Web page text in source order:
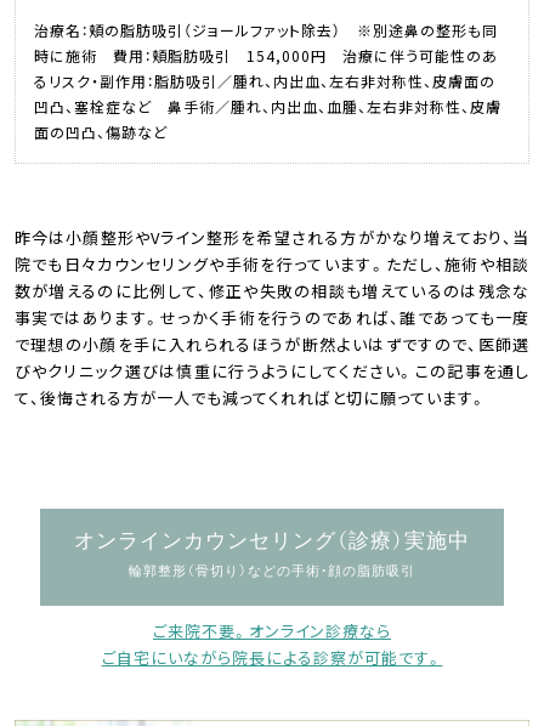
治療名：頬の脂肪吸引（ジョールファット除去） ※別途鼻の整形も同
時に施術 費用：頬脂肪吸引 154,000円 治療に伴う可能性のあ
るリスク・副作用：脂肪吸引／腫れ、内出血、左右非対称性、皮膚面の
凹凸、塞栓症など 鼻手術／腫れ、内出血、血腫、左右非対称性、皮膚
面の凹凸、傷跡など
昨今は小顔整形やVライン整形を希望される方がかなり増えており、当
院でも日々カウンセリングや手術を行っています。ただし、施術や相談
数が増えるのに比例して、修正や失敗の相談も増えているのは残念な
事実ではあります。せっかく手術を行うのであれば、誰であっても一度
で理想の小顔を手に入れられるほうが断然よいはずですので、医師選
びやクリニック選びは慎重に行うようにしてください。この記事を通し
て、後悔される方が一人でも減ってくれればと切に願っています。
オンラインカウンセリング（診療）実施中
輪郭整形（骨切り）などの手術・顔の脂肪吸引
ご来院不要。オンライン診療なら
ご自宅にいながら院長による診察が可能です。